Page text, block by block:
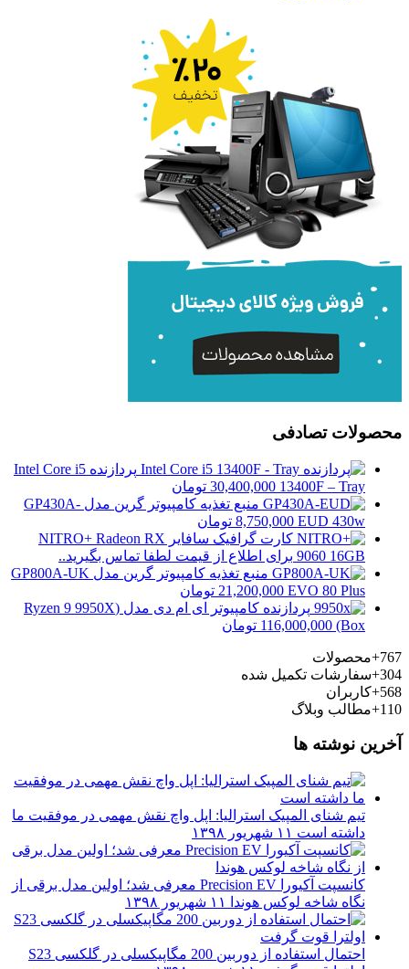
محصولات تصادفی
پردازنده Intel Core i5
13400F – Tray
30,400,000 تومان
منبع تغذیه کامپیوتر گرین مدل GP430A-
EUD 430w
8,750,000 تومان
کارت گرافیک سافایر NITRO+ Radeon RX
9060 16GB برای اطلاع از قیمت لطفا تماس بگیرید..
منبع تغذیه کامپیوتر گرین مدل GP800A-UK
EVO 80 Plus
21,200,000 تومان
پردازنده کامپیوتر ای ام دی مدل (Ryzen 9 9950X
(Box
116,000,000 تومان
767+
محصولات
304+ سفارشات تکمیل شده
568+ کاربران
110+
مطالب وبلاگ
آخرین نوشته ها
تیم شنای المپیک استرالیا: اپل واچ نقش مهمی در موفقیت ما
داشته است ۱۱ شهریور ۱۳۹۸
کانسپت آکیورا Precision EV معرفی شد؛ اولین مدل برقی از
نگاه شاخه لوکس هوندا
۱۱ شهریور ۱۳۹۸
احتمال استفاده از دوربین 200 مگاپیکسلی در گلکسی S23